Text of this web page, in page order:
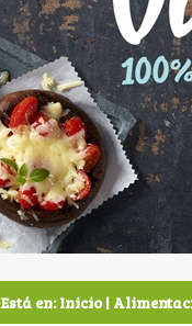
Está en:Inicio|